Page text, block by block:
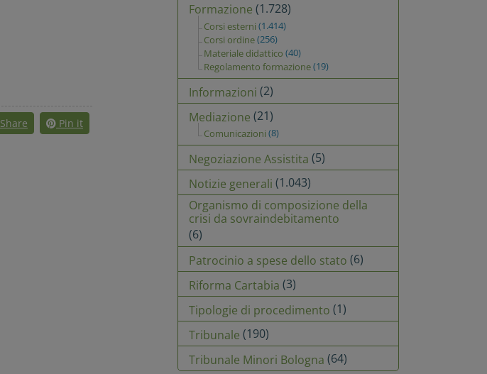
Share Pin it
Formazione (1.728)
Corsi esterni (1.414)
Corsi ordine(256)
Materiale didattico (40)
Regolamento formazione(19)
Informazioni (2)
Mediazione (21)
Comunicazioni (8)
Negoziazione Assistita (5)
Notizie generali (1.043)
Organismo di composizione della
crisi da sovraindebitamento
(6)
Patrocinio a spese dello stato (6)
Riforma Cartabia (3)
Tipologie di procedimento (1)
Tribunale (190)
Tribunale Minori Bologna (64)